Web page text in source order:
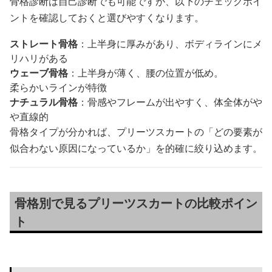
ントを確認しておくと選びやすくなります。
ストレート骨格 ：上半身に厚みがあり、ボディラインにメ
リハリがある
ウェーブ骨格 ：上半身が薄く、腰の位置が低め。
柔らかいラインが特徴
ナチュラル骨格 ：骨感やフレームが出やすく、体全体がや
や直線的
骨格タイプが分かれば、プリーツスカートの「どの要素が
似合わない原因になっているか」を的確に絞り込めます。
骨格別で見るプリーツスカートの比較ポイン
ト